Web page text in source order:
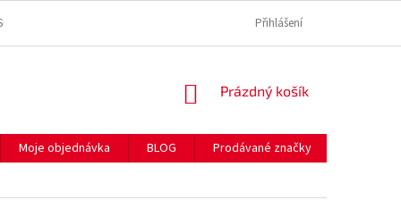
ZPRACOVÁNÍM OSOBNÍCH ÚDAJŮ REKLAMAČNÍ ŘÁD
Přihlášení
NÁKUPNÍ
Prázdný košík
Moje objednávka BLOG Prodávané značky